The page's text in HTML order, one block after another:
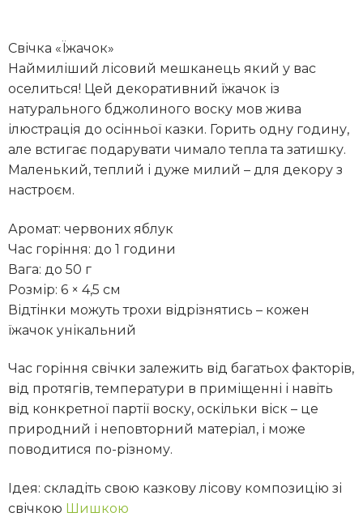
Свічка «Їжачок»
Наймиліший лісовий мешканець який у вас
оселиться! Цей декоративний їжачок із
натурального бджолиного воску мов жива
ілюстрація до осінньої казки. Горить одну годину,
але встигає подарувати чимало тепла та затишку.
Маленький, теплий і дуже милий – для декору з
настроєм.
Аромат: червоних яблук
Час горіння: до 1 години
Вага: до 50 г
Розмір: 6 × 4,5 см
Відтінки можуть трохи відрізнятись – кожен
їжачок унікальний
Час горіння свічки залежить від багатьох факторів,
від протягів, температури в приміщенні і навіть
від конкретної партії воску, оскільки віск – це
природний і неповторний матеріал, і може
поводитися по-різному.
Ідея: складіть свою казкову лісову композицію зі
свічкою Шишкою